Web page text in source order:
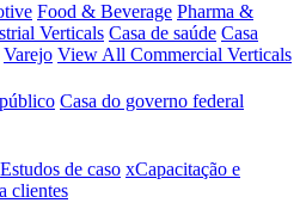
Food & Beverage Pharma &
Verticals Casa de saúde Casa
Varejo View All Commercial Verticals
Casa do governo federal
Estudos de caso xCapacitação e
clientes